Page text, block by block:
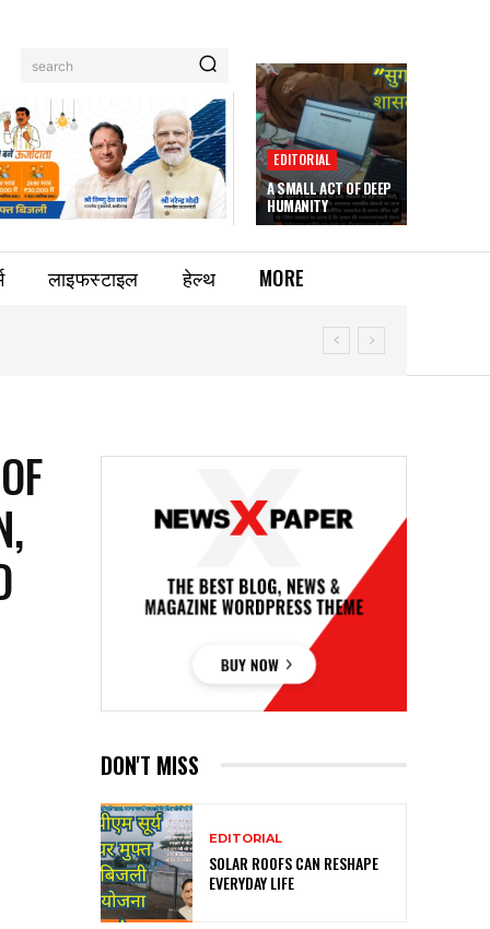
search
EDITORIAL
A SMALL ACT OF DEEP
HUMANITY
लाइफस्टाइल हेल्थ MORE
DON'T MISS
EDITORIAL
SOLAR ROOFS CAN RESHAPE
EVERYDAY LIFE